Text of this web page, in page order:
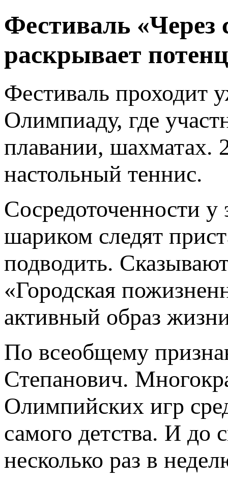
Фестиваль «Через
раскрывает
Фестиваль проходит
Олимпиаду, где
плавании, шахматах.
настольный теннис.
Сосредоточенности
шариком следят
подводить.
«Городская
активный образ
По всеобщему
Степанович.
Олимпийских игр
самого детства. И до
несколько раз в